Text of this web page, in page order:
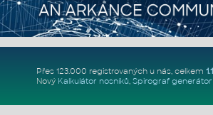
Přes 123.000 registrovaných u nás, celkem
Nový Kalkulátor nosníků, Spirograf generátor